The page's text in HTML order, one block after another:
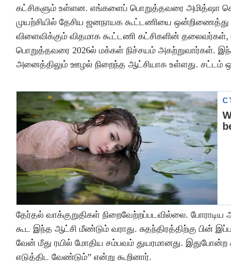
கட்சிகளும் உள்ளன. எங்களைப் பொறுத்தவரை அமித்ஷா
முயற்சியில் தேசிய ஜனநாயக கூட்டணியை ஒன்றிணைத்து
விளைவிக்கும் விதமாக கூட்டணி கட்சிகளின்
பொறுத்தவரை 2026ல் மக்கள் நிச்சயம் அகற்றுவார்கள்.
அனைத்திலும் ஊழல் நிறைந்த ஆட்சியாக உள்ளது. சட்டம்
தேர்தல் வாக்குறுதிகள் நிறைவேற்றப்படவில்லை.
கூட இந்த ஆட்சி மீண்டும் வராது. சுதந்திரத்திற்கு பின்
வேன் மீது ரயில் மோதிய சம்பவம் துயரமானது.
எடுத்திட வேண்டும்” என்று கூறினார்.